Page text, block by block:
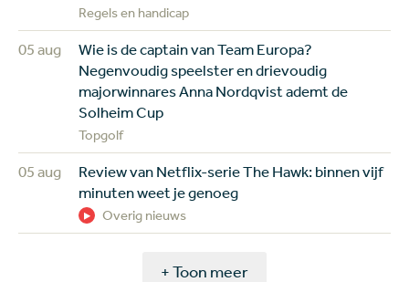
Regels en handicap
05 aug
Wie is de captain van Team Europa?
Negenvoudig speelster en drievoudig
majorwinnares Anna Nordqvist ademt de
Solheim Cup
Topgolf
05 aug
Review van Netflix-serie The Hawk: binnen vijf
minuten weet je genoeg
Overig nieuws
+ Toon meer